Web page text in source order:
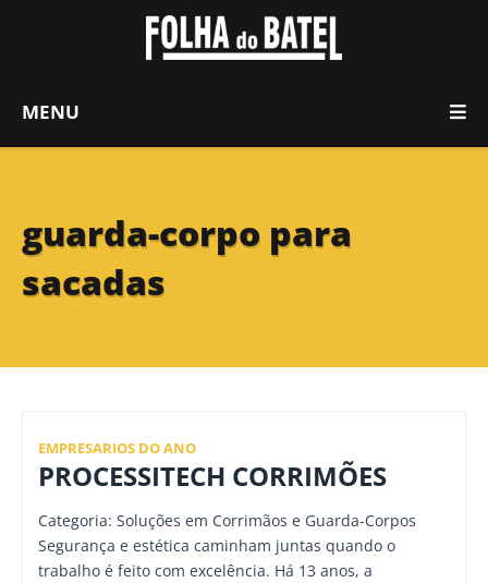
MENU
guarda-corpo para
sacadas
EMPRESARIOS DO ANO
PROCESSITECH CORRIMÕES
Categoria: Soluções em Corrimãos e Guarda-Corpos
Segurança e estética caminham juntas quando o
trabalho é feito com excelência. Há 13 anos, a